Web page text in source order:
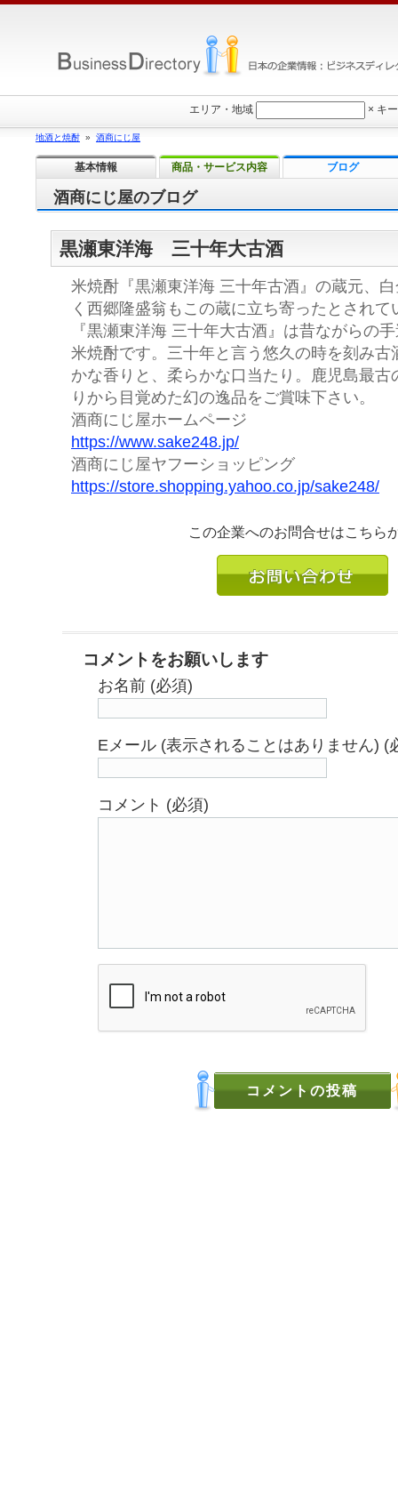
酒商にじ屋のブログ
黒瀬東洋海 三十年大古酒
米焼酎『黒瀬東洋海 三十年古酒』の蔵元、
く西郷隆盛翁もこの蔵に立ち寄ったとされて
『黒瀬東洋海 三十年大古酒』は昔ながらの
米焼酎です。三十年と言う悠久の時を刻み古
かな香りと、柔らかな口当たり。鹿児島最古
りから目覚めた幻の逸品をご賞味下さい。
酒商にじ屋ホームページ
https://www.sake248.jp/
酒商にじ屋ヤフーショッピング
https://store.shopping.yahoo.co.jp/sake248/
この企業へのお問合せはこちら
コメントをお願いします
お名前 (必須)
Eメール (表示されることはありません) (
コメント (必須)
エリア・地域 × キ
地酒と焼酎 » 酒商にじ屋
基本情報 商品・サービス内容 ブログ